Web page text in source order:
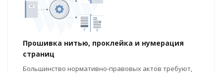
Прошивка нитью, проклейка и нумерация
страниц
Большинство нормативно-правовых актов требуют,